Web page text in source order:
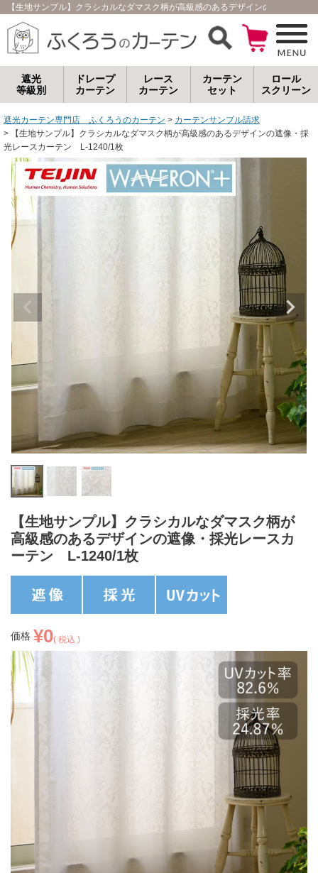
【生地サンプル】クラシカルなダマスク柄が高級感のあるデザインの遮像・
遮光
等級別
ドレープ
カーテン
レース
カーテン
カーテン
セット
ロール
スクリーン
遮光カーテン専門店 ふくろうのカーテン
カーテンサンプル請求
【生地サンプル】クラシカルなダマスク柄が高級感のあるデザインの遮像・採
光レースカーテン L-1240/1枚
【生地サンプル】クラシカルなダマスク柄が
高級感のあるデザインの遮像・採光レースカ
ーテン L-1240/1枚
価格 ¥0 税込